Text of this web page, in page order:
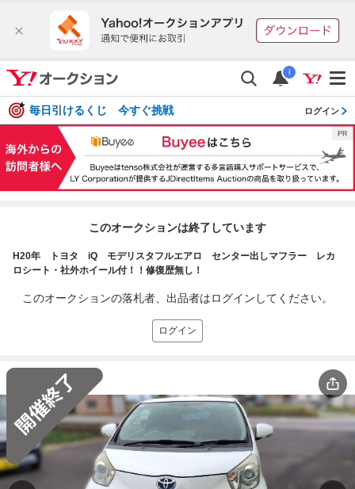
i
毎日引けるくじ 今すぐ挑戦 ログイン
このオークションは終了しています
H20年 トヨタ iQ モデリスタフルエアロ センター出しマフラー レカ
ロシート・社外ホイール付！！修復歴無し！
このオークションの落札者、出品者はログインしてください。
ログイン